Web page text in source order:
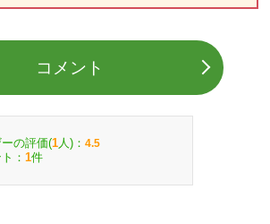
コメント
の評価(1 人)： 4.5
： 1件